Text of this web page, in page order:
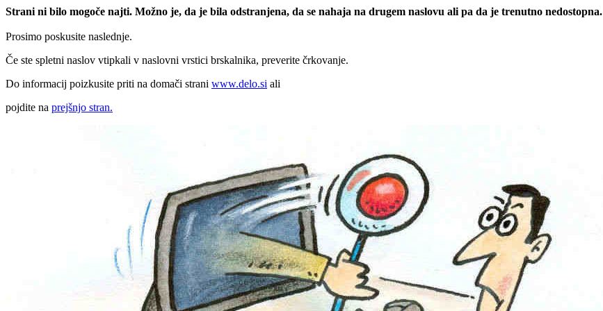
Strani ni bilo mogoče najti. Možno je, da je bila odstranjena, da se nahaja na drugem naslovu ali pa da je trenutno nedostopna.
Prosimo poskusite naslednje.
Če ste spletni naslov vtipkali v naslovni vrstici brskalnika, preverite črkovanje.
Do informacij poizkusite priti na domači strani www.delo.si ali
pojdite na prejšnjo stran.